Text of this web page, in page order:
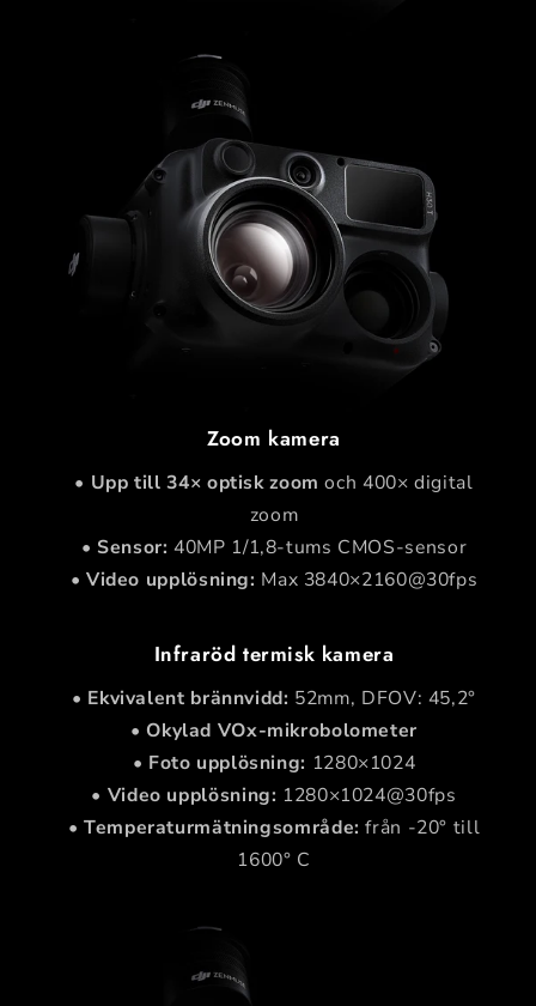
Zoom kamera
• Upp till 34× optisk zoom och 400× digital
zoom
• Sensor: 40MP 1/1,8-tums CMOS-sensor
• Video upplösning: Max 3840×2160@30fps
Infraröd termisk kamera
• Ekvivalent brännvidd: 52mm, DFOV: 45,2°
•Okylad VOx-mikrobolometer
• Foto upplösning: 1280×1024
• Video upplösning: 1280×1024@30fps
•Temperaturmätningsområde: från -20° till
1600° C